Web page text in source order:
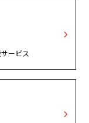
ービス